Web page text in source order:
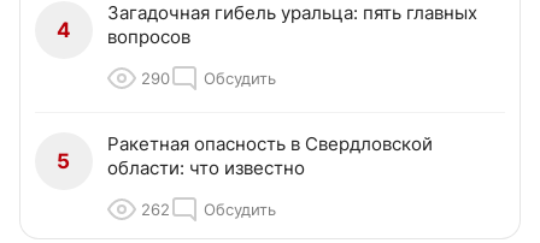
4
Загадочная гибель уральца: пять главных
вопросов
290 Обсудить
5
Ракетная опасность в Свердловской
области: что известно
262 Обсудить